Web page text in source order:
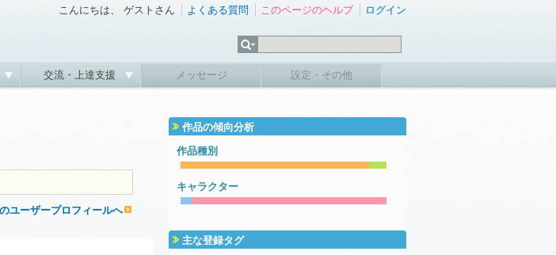
こんにちは、 ゲストさん よくある質問 このページのヘルプ ログイン
交流・上達支援 メッセージ 設定・その他
ユーザープロフィールへ
作品の傾向分析
作品種別
キャラクター
主な登録タグ